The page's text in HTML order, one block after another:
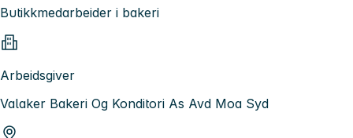
Butikkmedarbeider i bakeri
Arbeidsgiver
Valaker Bakeri Og Konditori As Avd Moa Syd